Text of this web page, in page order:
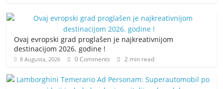
Ovaj evropski grad proglašen je najkreativnijom
destinacijom 2026. godine !
8 Augusta, 2026 0 Comments 2 min read